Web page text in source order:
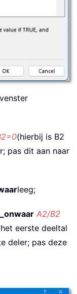
(hierbij is B2
pas dit aan naar
leeg;
A2/B2
eerste deeltal
deler; pas deze